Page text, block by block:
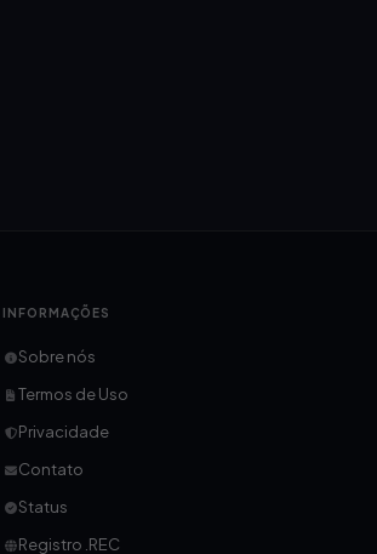
INFORMAÇÕES
Sobre nós
Termos de Uso
Privacidade
Contato
Status
Registro .REC